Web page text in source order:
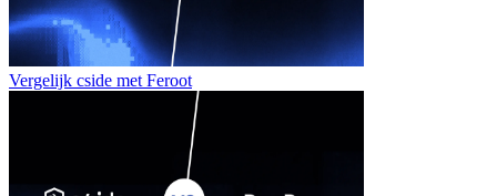
Vergelijk cside met Feroot